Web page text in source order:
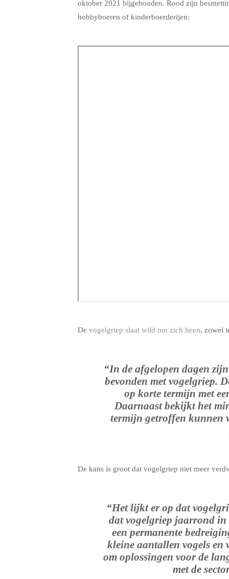
oktober 2021 bijgehouden. Rood zijn
hobbyboeren of kinderboerderijen:
De vogelgriep slaat wild om zich heen, zowel
“In de afgelopen dagen
bevonden met vogelgriep.
op korte termijn met
Daarnaast bekijkt het
termijn getroffen kunnen
De kans is groot dat vogelgriep niet meer
“Het lijkt er op dat
dat vogelgriep jaarrond in
een permanente
kleine aantallen vogels en
om oplossingen voor de
met de